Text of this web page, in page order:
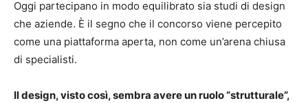
Oggi partecipano in modo equilibrato sia studi di design
che aziende. È il segno che il concorso viene percepito
come una piattaforma aperta, non come un’arena chiusa
di specialisti.
Il design, visto così, sembra avere un ruolo “strutturale”,